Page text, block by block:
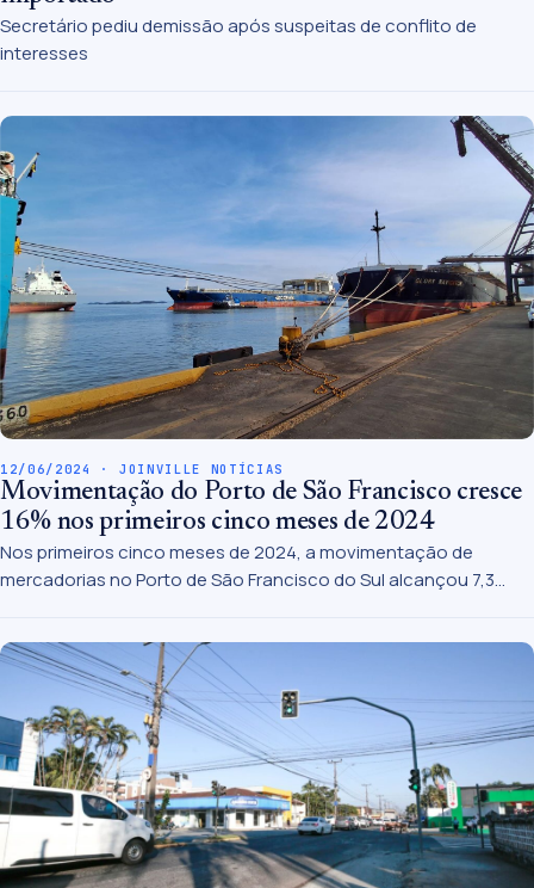
Secretário pediu demissão após suspeitas de conflito de
interesses
12/06/2024 · JOINVILLE NOTÍCIAS
Movimentação do Porto de São Francisco cresce
16% nos primeiros cinco meses de 2024
Nos primeiros cinco meses de 2024, a movimentação de
mercadorias no Porto de São Francisco do Sul alcançou 7,3
milhões de toneladas), sendo o quinto mês seguido de
crescimento no volume de cargas.